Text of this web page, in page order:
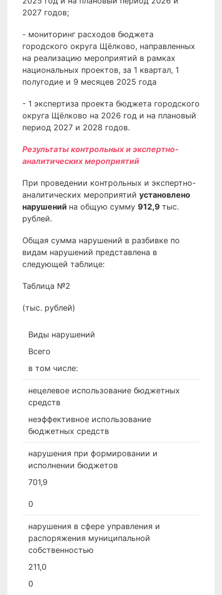
2027 годов;
- мониторинг расходов бюджета
городского округа Щёлково, направленных
на реализацию мероприятий в рамках
национальных проектов, за 1 квартал, 1
полугодие и 9 месяцев 2025 года
- 1 экспертиза проекта бюджета городского
округа Щёлково на 2026 год и на плановый
период 2027 и 2028 годов.
Результаты контрольных и экспертно-
аналитических мероприятий
При проведении контрольных и экспертно-
аналитических мероприятий установлено
нарушений на общую сумму 912,9 тыс.
рублей.
Общая сумма нарушений в разбивке по
видам нарушений представлена в
следующей таблице:
Таблица №2
(тыс. рублей)
Виды нарушений
Всего
в том числе:
нецелевое использование бюджетных
средств
неэффективное использование
бюджетных средств
нарушения при формировании и
исполнении бюджетов
701,9
0
нарушения в сфере управления и
распоряжения муниципальной
собственностью
211,0
0